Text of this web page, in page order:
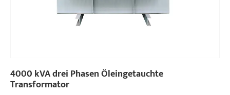
4000 kVA drei Phasen Öleingetauchte
Transformator